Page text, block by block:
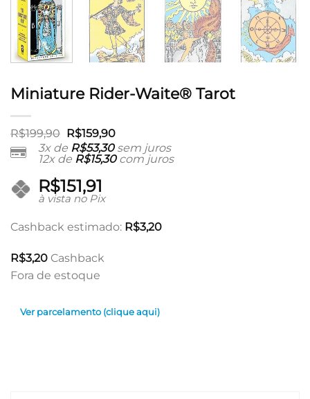
Miniature Rider-Waite® Tarot
R$199,90 O
preço
original
era:
R$199,90.
R$159,90O
preço
atual
é:
3x de R$53,30sem juros
12x de R$15,30com juros
R$151,91
à vista no Pix
Cashback estimado: R$3,20
R$3,20 Cashback
Fora de estoque
Ver parcelamento (clique aqui)